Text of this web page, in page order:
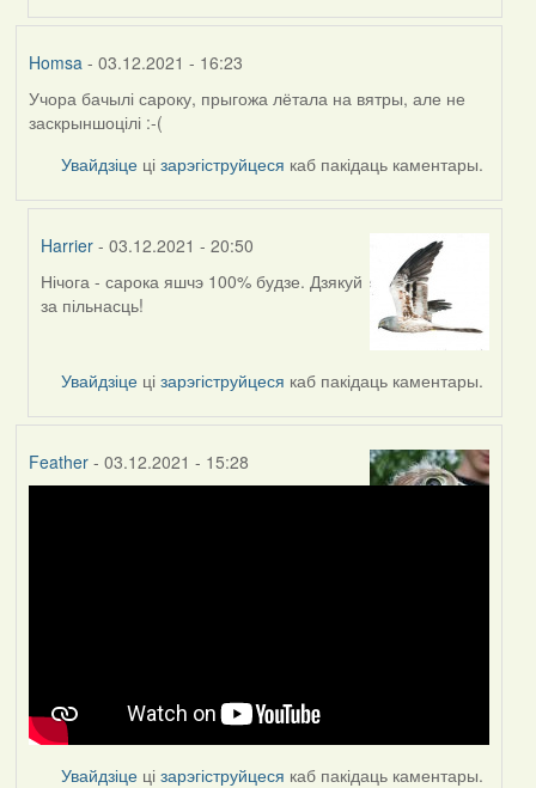
Homsa - 03.12.2021 - 16:23
Учора бачылі сароку, прыгожа лётала на вятры, але не
заскрыншоцілі :-(
Увайдзіце цізарэгіструйцеся каб пакідаць каментары.
Harrier - 03.12.2021 - 20:50
In
reply
Homsa
Нічога - сарока яшчэ 100% будзе. Дзякуй
за пільнасць!
Увайдзіце цізарэгіструйцеся каб пакідаць каментары.
Feather- 03.12.2021 - 15:28
Увайдзіце цізарэгіструйцеся каб пакідаць каментары.